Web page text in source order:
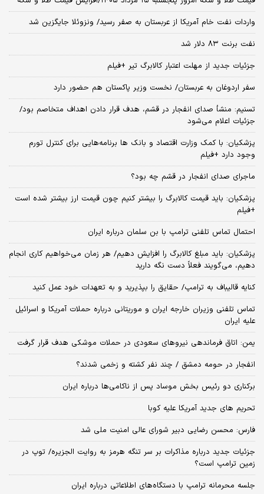
واردات نفت خام آمریکا از عربستان به صفر رسید/ ونزوئلا جایگزین شد
نفت برنت ۸۳ دلار شد
جزئیات جدید از مهلت اعتبار کالابرگ تیر +فیلم
سفر اردوغان به عربستان/ نخست وزیر پاکستان هم حضور دارد
تسنیم: منشأ صدای انفجار در قشم، هدف قرار دادن اهداف متخاصم بود/
جزئیات اعلام می‌شود
پزشکیان: با کمک وزارت اقتصاد و بانک ها برنامه‌هایی برای کنترل تورم
وجود دارد +فیلم
ماجرای صدای انفجار در قشم چه بود؟
پزشکیان: باید قیمت کالابرگ را بیشتر کنیم چون قیمت ارز بیشتر شده است
+فیلم
احتمال تماس تلفنی ترامپ با بن سلمان درباره ایران
پزشکیان: باید مبلغ کالابرگ را افزایش دهیم/ هر زمان می‌خواهیم کاری انجام
دهیم، می‌گویند فعلاً دست نگه دارید
کنایه قالیباف به ترامپ/ حقایق را بپذیرید و به تعهدات خود عمل کنید
تماس تلفنی وزیران خارجه ایران و موریتانی درباره حملات آمریکا و اسرائیل
علیه ایران
یمن: اتاق فرماندهی نیروهای سعودی در حملات موشکی هدف قرار گرفت
انفجار در حومه دمشق / چند نفر کشته و زخمی شدند؟
برکناری دو رئیس بخش موساد پس از ناکامی‌ها درباره ایران
تحریم های جدید آمریکا علیه کوبا
فارس: محسن رضایی دبیر شورای عالی امنیت ملی شد
جزئیات جدید درباره مذاکرات بر سر تنگه هرمز به روایت الجزیره/ توپ در
زمین ترامپ است؟
جلسه محرمانه ترامپ با دستگاه‌های اطلاعاتی درباره ایران